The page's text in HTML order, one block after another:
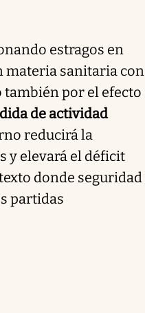
estragos en
materia sanitaria con
por el efecto
de actividad
reducirá la
y elevará el déficit
donde seguridad
partidas